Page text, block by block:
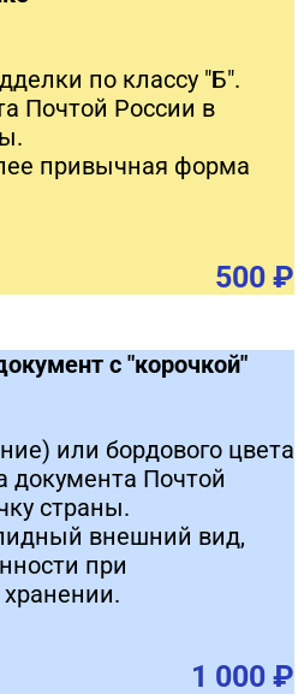
по классу "Б".
Почтой России в
привычная форма
500 ₽
с "корочкой"
или бордового цвета
документа Почтой
страны.
внешний вид,
при
1 000 ₽